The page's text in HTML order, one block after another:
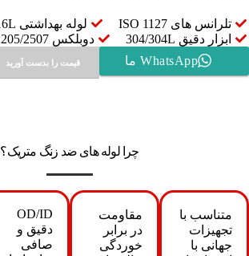
تلرانس های ISO 1127
لوله بهداشتی 316L
ابزار دقیق 304/304L
دوبلکس 2205/2507
WhatsApp ما
قیمت را بدست آورید
چرا لوله های ضد زنگ متریک؟
متناسب با
تجهیزات
جهانی با
مقاومت
در برابر
خوردگی
OD/ID
دقیق و
صافی